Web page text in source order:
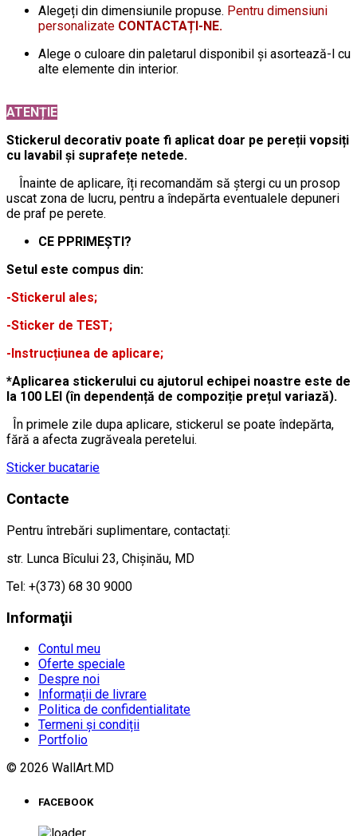
Alegeți din dimensiunile propuse. Pentru dimensiuni
personalizate CONTACTAȚI-NE.
Alege o culoare din paletarul disponibil și asortează-l cu
alte elemente din interior.
ATENȚIE
Stickerul decorativ poate fi aplicat doar pe pereții vopsiți
cu lavabil și suprafețe netede.
Înainte de aplicare, îți recomandăm să ștergi cu un prosop
uscat zona de lucru, pentru a îndepărta eventualele depuneri
de praf pe perete.
CE PPRIMEȘTI?
Setul este compus din:
-Stickerul ales;
-Sticker de TEST;
-Instrucțiunea de aplicare;
*Aplicarea stickerului cu ajutorul echipei noastre este de
la 100 LEI (în dependență de compoziție prețul variază).
În primele zile dupa aplicare, stickerul se poate îndepărta,
fără a afecta zugrăveala peretelui.
Sticker bucatarie
Contacte
Pentru întrebări suplimentare, contactați:
str. Lunca Bîcului 23, Chișinău, MD
Tel: +(373) 68 30 9000
Informaţii
Contul meu
Oferte speciale
Despre noi
Informații de livrare
Politica de confidentialitate
Termeni și condiții
Portfolio
© 2026 WallArt.MD
FACEBOOK